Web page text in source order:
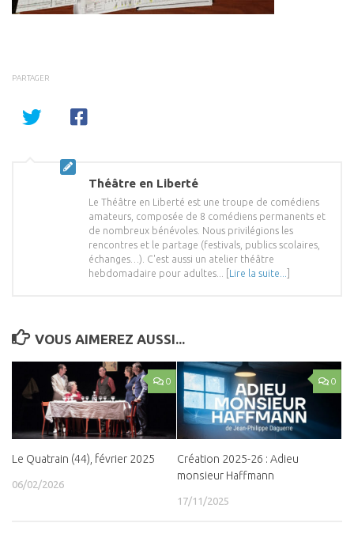
PARTAGER
Théâtre en Liberté
Le Théâtre en Liberté est une troupe de comédiens
amateurs, composée de 8 comédiens permanents et
de nombreux bénévoles. Nous privilégions les
rencontres et le partage (festivals, publics scolaires,
échanges…). C'est aussi un atelier théâtre
hebdomadaire pour adultes... [
Lire la suite...
VOUS AIMEREZ AUSSI...
0
Le Quatrain (44), février 2025
06/02/2026
0
Création 2025-26 : Adieu
monsieur Haffmann
17/11/2025